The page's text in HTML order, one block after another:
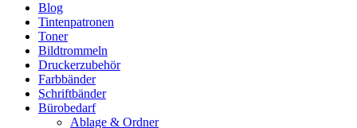
Blog
Tintenpatronen
Toner
Bildtrommeln
Druckerzubehör
Farbbänder
Schriftbänder
Bürobedarf
Ablage & Ordner